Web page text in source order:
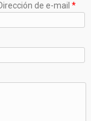
de e-mail *